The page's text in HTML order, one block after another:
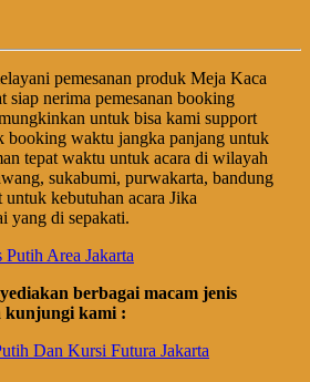
pemesanan produk Meja Kaca
siap nerima pemesanan booking
untuk bisa kami support
booking waktu jangka panjang untuk
tepat waktu untuk acara di wilayah
sukabumi, purwakarta, bandung
kebutuhan acara Jika
yang di sepakati.
berbagai macam jenis
kunjungi kami :
Dan Kursi Futura Jakarta